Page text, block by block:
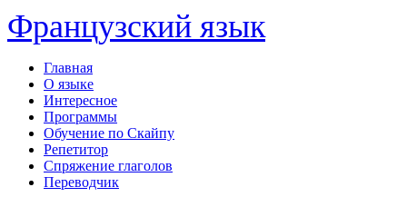
Французский язык
Главная
О языке
Интересное
Программы
Обучение по Скайпу
Репетитор
Спряжение глаголов
Переводчик